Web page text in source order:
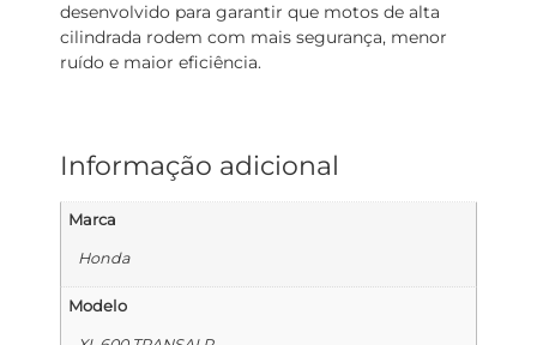
desenvolvido para garantir que motos de alta
cilindrada rodem com mais segurança, menor
ruído e maior eficiência.
Informação adicional
Marca
Honda
Modelo